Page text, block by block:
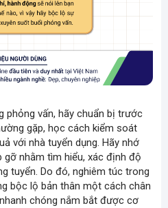
phỏng vấn, hãy chuẩn bị trước
gặp, học cách kiểm soát
với nhà tuyển dụng. Hãy nhớ
gỡ nhằm tìm hiểu, xác định độ
tuyển. Do đó, nghiêm túc trong
bộc lộ bản thân một cách chân
chóng nắm bắt được cơ